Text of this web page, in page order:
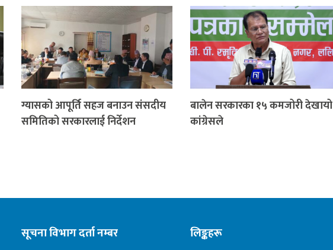
ग्यासको आपूर्ति सहज बनाउन संसदीय
समितिको सरकारलाई निर्देशन
बालेन सरकारका १५ कमजोरी देखायो
कांग्रेसले
सूचना विभाग दर्ता नम्बर लिङ्कहरू